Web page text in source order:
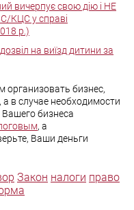
вичерпує свою дію і НЕ
КЦС у справі
р.)
на виїзд дитини за
бизнес,
в случае необходимости
бизнеса
, а
Ваши деньги
Закон налоги право